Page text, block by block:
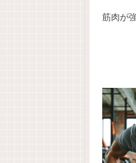
筋肉が